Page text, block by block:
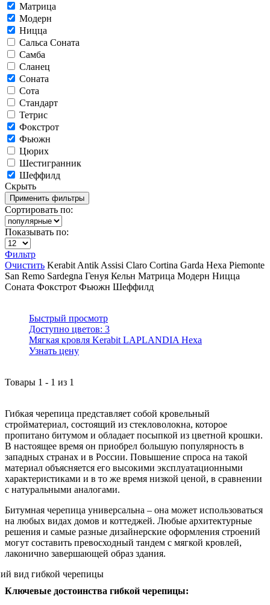
Матрица
Модерн
Ницца
Сальса Соната
Самба
Сланец
Соната
Сота
Стандарт
Тетрис
Фокстрот
Фьюжн
Цюрих
Шестигранник
Шеффилд
Скрыть
Сортировать по:
Показывать по:
Фильтр
Очистить Kerabit Antik Assisi Claro Cortina Garda Hexa Piemonte
San Remo Sardegna Генуя Кельн Матрица Модерн Ницца
Соната Фокстрот Фьюжн Шеффилд
Быстрый просмотр
Доступно цветов: 3
Мягкая кровля Kerabit LAPLANDIA Hexa
Узнать цену
Товары 1 - 1 из 1
Гибкая черепица представляет собой кровельный
стройматериал, состоящий из стекловолокна, которое
пропитано битумом и обладает посыпкой из цветной крошки.
В настоящее время он приобрел большую популярность в
западных странах и в России. Повышение спроса на такой
материал объясняется его высокими эксплуатационными
характеристиками и в то же время низкой ценой, в сравнении
с натуральными аналогами.
Битумная черепица универсальна – она может использоваться
на любых видах домов и коттеджей. Любые архитектурные
решения и самые разные дизайнерские оформления строений
могут составить превосходный тандем с мягкой кровлей,
лаконично завершающей образ здания.
Ключевые достоинства гибкой черепицы: